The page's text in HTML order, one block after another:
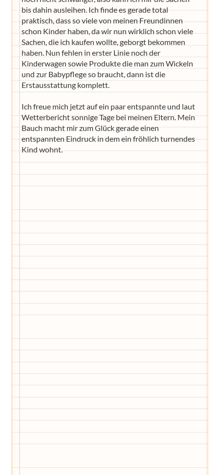
bis dahin ausleihen. Ich finde es gerade total
praktisch, dass so viele von meinen Freundinnen
schon Kinder haben, da wir nun wirklich schon viele
Sachen, die ich kaufen wollte, geborgt bekommen
haben. Nun fehlen in erster Linie noch der
Kinderwagen sowie Produkte die man zum Wickeln
und zur Babypflege so braucht, dann ist die
Erstausstattung komplett.
Ich freue mich jetzt auf ein paar entspannte und laut
Wetterbericht sonnige Tage bei meinen Eltern. Mein
Bauch macht mir zum Glück gerade einen
entspannten Eindruck in dem ein fröhlich turnendes
Kind wohnt.